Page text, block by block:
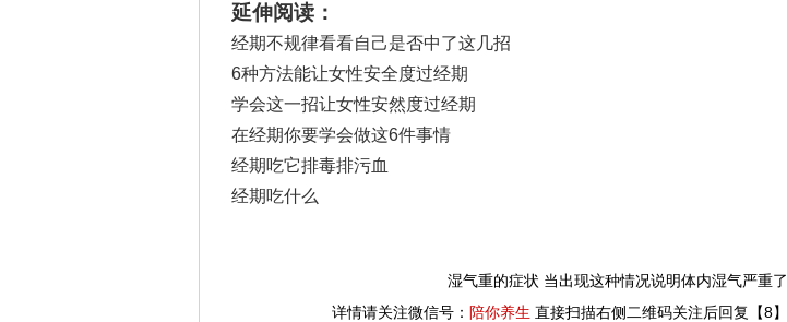
延伸阅读：
经期不规律看看自己是否中了这几招
6种方法能让女性安全度过经期
学会这一招让女性安然度过经期
在经期你要学会做这6件事情
经期吃它排毒排污血
经期吃什么
湿气重的症状 当出现这种情况说明体内湿气严重了
详情请关注微信号： 陪你养生 直接扫描右侧二维码关注后回复【8】